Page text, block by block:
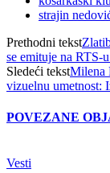
strajin
Prethodni tekst
se emituje na RTS-
Sledeći tekstMilena
vizuelnu umetnost:
POVEZANE
Vesti